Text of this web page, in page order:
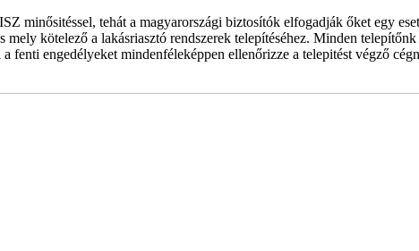
minősitéssel, tehát a magyarországi biztosítók elfogadják őket egy
kötelező a lakásriasztó rendszerek telepítéséhez. Minden
fenti engedélyeket mindenféleképpen ellenőrizze a telepitést végző